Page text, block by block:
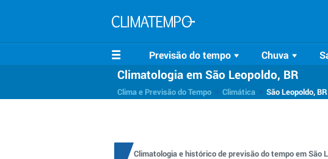
Previsão do tempo Chuva
Climatologia em São Leopoldo, BR
Clima e Previsão do Tempo Climática São Leopoldo, BR
Climatologia e histórico de previsão do tempo em São